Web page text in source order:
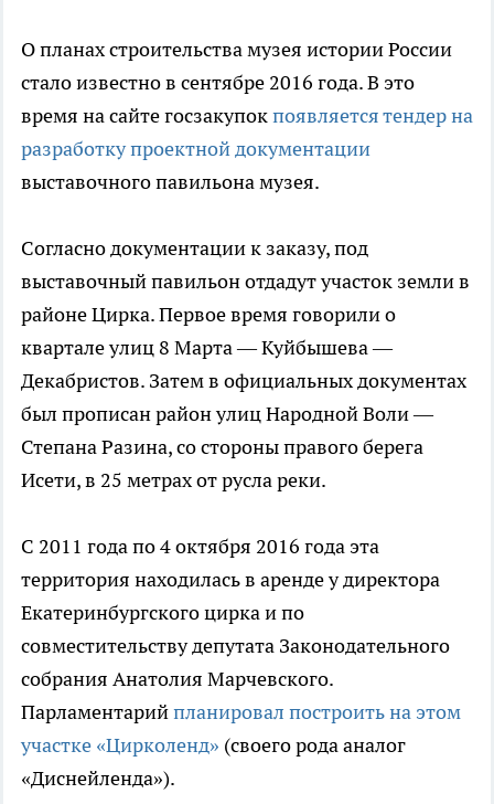
О планах строительства музея истории России
стало известно в сентябре 2016 года. В это
время на сайте госзакупокпоявляется тендер на
разработку проектной документации
выставочного павильона музея.
Согласно документации к заказу, под
выставочный павильон отдадут участок земли в
районе Цирка. Первое время говорили о
квартале улиц 8 Марта — Куйбышева —
Декабристов. Затем в официальных документах
был прописан район улиц Народной Воли —
Степана Разина, со стороны правого берега
Исети, в 25 метрах от русла реки.
С 2011 года по 4 октября 2016 года эта
территория находилась в аренде у директора
Екатеринбургского цирка и по
совместительству депутата Законодательного
собрания Анатолия Марчевского.
Парламентарийпланировал построить на этом
участке «Цирколенд» (своего рода аналог
«Диснейленда»).